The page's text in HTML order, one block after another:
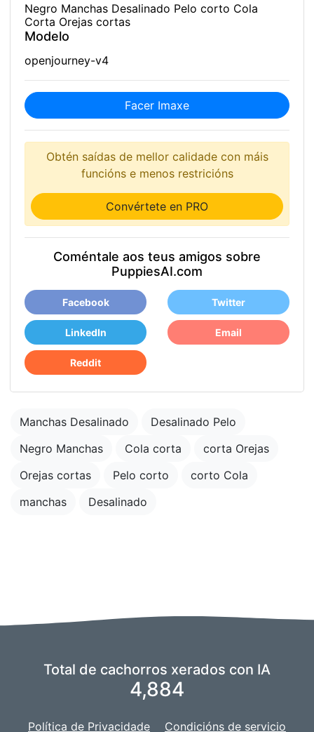
Negro Manchas Desalinado Pelo corto Cola
Corta Orejas cortas
Modelo
openjourney-v4
Facer Imaxe
Obtén saídas de mellor calidade con máis
funcións e menos restricións
Convértete en PRO
Coméntale aos teus amigos sobre
PuppiesAI.com
Facebook Twitter
LinkedIn Email
Reddit
Manchas Desalinado
Desalinado Pelo
Negro Manchas
Cola corta
corta Orejas
Orejas cortas
Pelo corto
corto Cola
manchas
Desalinado
Total de cachorros xerados con IA
4,884
Política de Privacidade Condicións de servicio